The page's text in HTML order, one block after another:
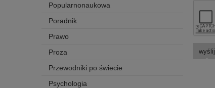
Popularnonaukowa
Poradnik
Prawo
Proza
Przewodniki po świecie
Psychologia
wyślij